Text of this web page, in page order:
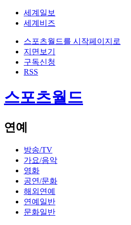
세계일보
세계비즈
스포츠월드를 시작페이지로
지면보기
구독신청
RSS
스포츠월드
연예
방송/TV
가요/음악
영화
공연/문화
해외연예
연예일반
문화일반